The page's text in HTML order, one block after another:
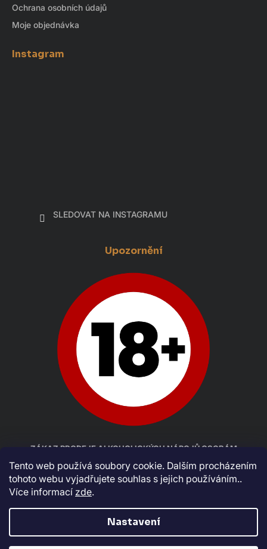
Tento web používá soubory cookie. Dalším procházením
tohoto webu vyjadřujete souhlas s jejich používáním..
Více informací zde.
Nastavení
Ochrana osobních údajů
Moje objednávka
Instagram
SLEDOVAT NA INSTAGRAMU
Upozornění
ZÁKAZ PRODEJE ALKOHOLICKÝCH NÁPOJŮ OSOBÁM